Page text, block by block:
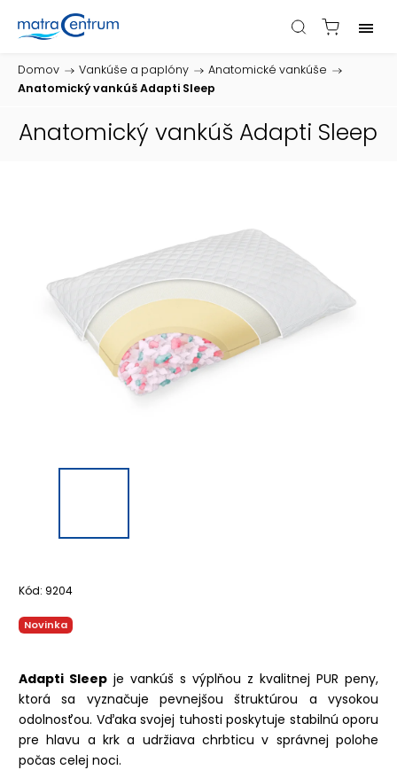
Domov / Vankúše a paplóny / Anatomické vankúše /
Anatomický vankúš Adapti Sleep
Anatomický vankúš Adapti Sleep
Kód: 9204
Novinka
Adapti Sleep je vankúš s výplňou z kvalitnej PUR peny,
ktorá sa vyznačuje pevnejšou štruktúrou a vysokou
odolnosťou. Vďaka svojej tuhosti poskytuje stabilnú oporu
pre hlavu a krk a udržiava chrbticu v správnej polohe
počas celej noci.